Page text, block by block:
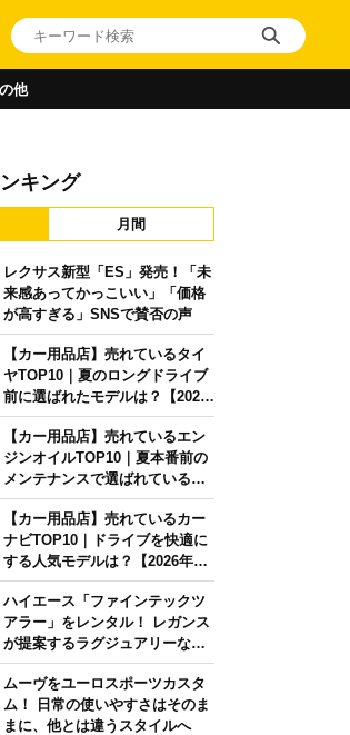
他
キング
月間
レクサス新型「ES」発売！「未
来感あってかっこいい」「価格
が高すぎる」SNSで賛否の声
【カー用品店】売れているタイ
ヤTOP10｜夏のロングドライブ
前に選ばれたモデルは？【2026
年6月版】
【カー用品店】売れているエン
ジンオイルTOP10｜夏本番前の
メンテナンスで選ばれている人
気モデルは？【2026年6月版】
【カー用品店】売れているカー
ナビTOP10｜ドライブを快適に
する人気モデルは？【2026年6
月版】
ハイエース「ファインテックツ
アラー」をレンタル！ レガンス
が提案するラグジュアリーな移
動体験
ムーヴをユーロスポーツカスタ
ム！ 日常の使いやすさはそのま
まに、他とは違うスタイルへ